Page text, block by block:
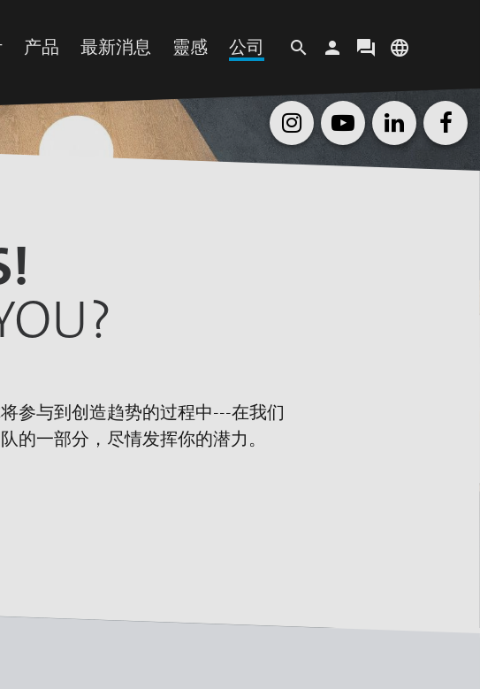
search person
登录
forum language
语言
EN DE ES
IT
PL
PT TR
有设计
新设计
产品
装饰纸
最新消息
最新资讯
近期活动
靈感
MOVE
趋势概念
公司
企业简介
企业宗旨
参与到创造趋势的过程中---在我们
的一部分，尽情发挥你的潜力。